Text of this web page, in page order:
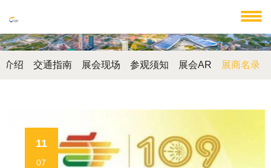
介绍 交通指南 展会现场 参观须知 展会AR 展商名录
11
07